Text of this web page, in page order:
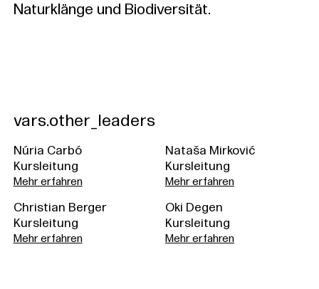
Naturklänge und Biodiversität.
vars.other_leaders
Núria Carbó
Kursleitung
Mehr erfahren
Nataša Mirković
Kursleitung
Mehr erfahren
Christian Berger
Kursleitung
Mehr erfahren
Oki Degen
Kursleitung
Mehr erfahren